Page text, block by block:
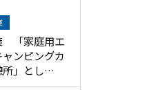
「家庭用エ
ンピングカ
所」とし…